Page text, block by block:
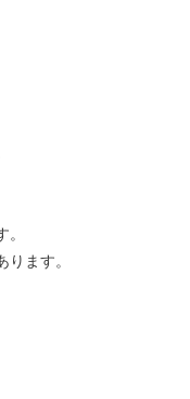
ます。